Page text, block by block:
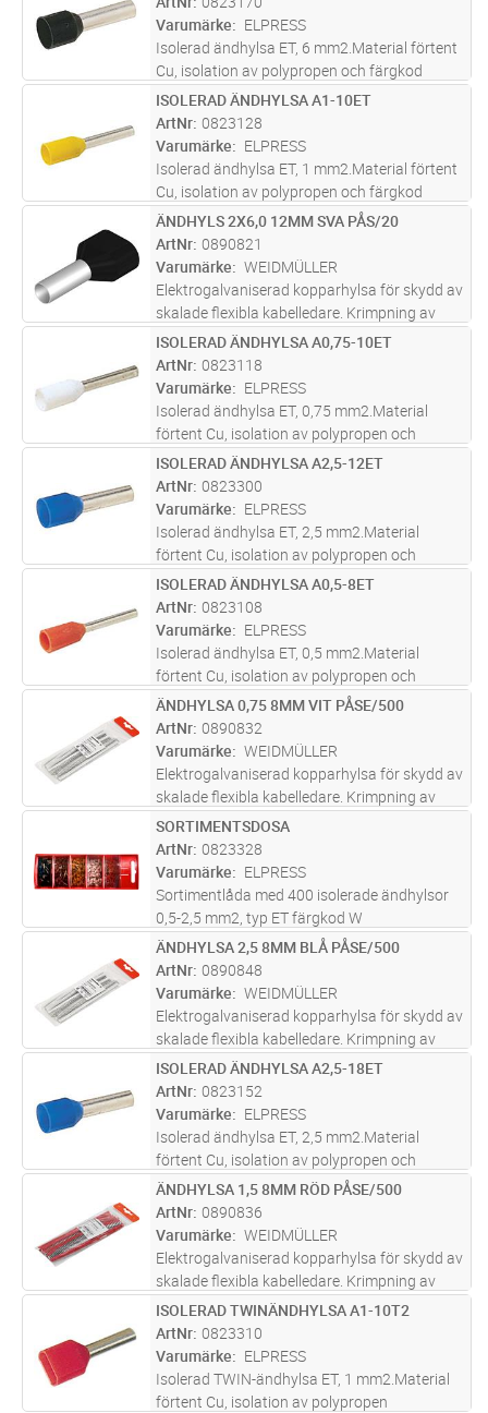
Varumärke
ELPRESS
Isolerad ändhylsa ET, 6 mm2.Material förtent
Cu, isolation av polypropen och färgkod
W.Rekommenderat verktyg EEB0160.
ST Lägg i kundvagn
ISOLERAD ÄNDHYLSA A1-10ET
ArtNr 0823128
Varumärke
ELPRESS
Isolerad ändhylsa ET, 1 mm2.Material förtent
Cu, isolation av polypropen och färgkod
W.Rekommenderat verktyg EEB0160.
ST Lägg i kundvagn
ÄNDHYLS 2X6,0 12MM SVA PÅS/20
ArtNr 0890821
Varumärke
WEIDMÜLLER
Elektrogalvaniserad kopparhylsa för skydd av
skalade flexibla kabelledare. Krimpning av
kabelns ändhylsor skyddar kablarna och ger
permanent stabila elektriska anslutningar.
ST Lägg i kundvagn
ISOLERAD ÄNDHYLSA A0,75-10ET
ArtNr 0823118
Varumärke
ELPRESS
Isolerad ändhylsa ET, 0,75 mm2.Material
förtent Cu, isolation av polypropen och
färgkod W.Rekommenderat verktyg EEB0160.
ST Lägg i kundvagn
ISOLERAD ÄNDHYLSA A2,5-12ET
ArtNr 0823300
Varumärke
ELPRESS
Isolerad ändhylsa ET, 2,5 mm2.Material
förtent Cu, isolation av polypropen och
färgkod W.Rekommenderat verktyg EEB0160.
ST Lägg i kundvagn
ISOLERAD ÄNDHYLSA A0,5-8ET
ArtNr 0823108
Varumärke
ELPRESS
Isolerad ändhylsa ET, 0,5 mm2.Material
förtent Cu, isolation av polypropen och
färgkod W.Rekommenderat verktyg EEB0160.
ST Lägg i kundvagn
ÄNDHYLSA 0,75 8MM VIT PÅSE/500
ArtNr 0890832
Varumärke
WEIDMÜLLER
Elektrogalvaniserad kopparhylsa för skydd av
skalade flexibla kabelledare. Krimpning av
kabelns ändhylsor skyddar kablarna och ger
permanent stabila elektriska anslutningar.
ST Lägg i kundvagn
SORTIMENTSDOSA
ArtNr 0823328
Varumärke
ELPRESS
Sortimentlåda med 400 isolerade ändhylsor
0,5-2,5 mm2, typ ET färgkod W
ST Lägg i kundvagn
ÄNDHYLSA 2,5 8MM BLÅ PÅSE/500
ArtNr 0890848
Varumärke
WEIDMÜLLER
Elektrogalvaniserad kopparhylsa för skydd av
skalade flexibla kabelledare. Krimpning av
kabelns ändhylsor skyddar kablarna och ger
permanent stabila elektriska anslutningar.
ST Lägg i kundvagn
ISOLERAD ÄNDHYLSA A2,5-18ET
ArtNr 0823152
Varumärke
ELPRESS
Isolerad ändhylsa ET, 2,5 mm2.Material
förtent Cu, isolation av polypropen och
färgkod W.Rekommenderat verktyg EEB0160.
ST Lägg i kundvagn
ÄNDHYLSA 1,5 8MM RÖD PÅSE/500
ArtNr 0890836
Varumärke
WEIDMÜLLER
Elektrogalvaniserad kopparhylsa för skydd av
skalade flexibla kabelledare. Krimpning av
kabelns ändhylsor skyddar kablarna och ger
permanent stabila elektriska anslutningar.
ST Lägg i kundvagn
ISOLERAD TWINÄNDHYLSA A1-10T2
ArtNr 0823310
Varumärke
ELPRESS
Isolerad TWIN-ändhylsa ET, 1 mm2.Material
förtent Cu, isolation av polypropen